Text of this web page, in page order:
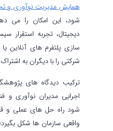
همایش مدیریت نوآوری و
شود، این امکان را می
دیجیتال، تجربه استقرار
سازی پلتفرم های آنلاین
شرکتی را با دیگران به
ترکیب دیدگاه های
اجرایی مدیران نوآوری و
شود راه حل های عملی و
واقعی سازمان ها شکل